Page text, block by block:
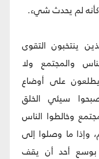
لم يحدث شي‏ء.
ينتخبون التقوى
والمجتمع ولا
على أوضاع
سيئي الخلق
وخالطوا الناس
وإذا ما وصلوا إلى
أحد أن يقف